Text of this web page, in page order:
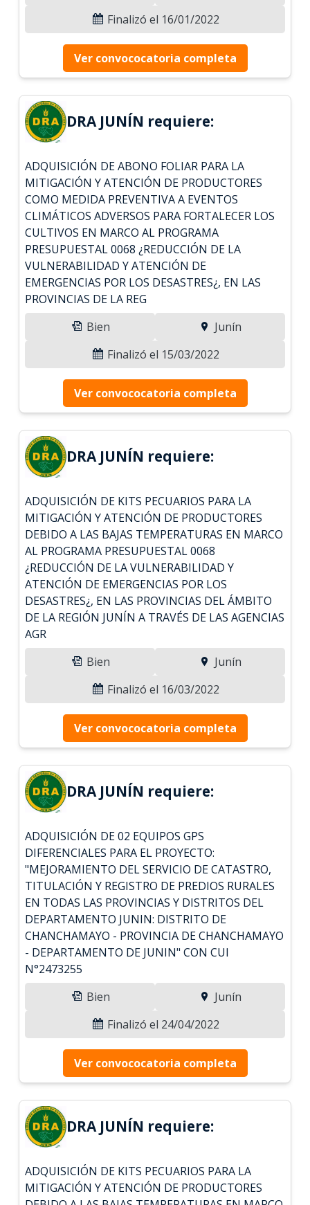
Finalizó el 16/01/2022
Ver convococatoria completa
DRA JUNÍN requiere:
ADQUISICIÓN DE ABONO FOLIAR PARA LA
MITIGACIÓN Y ATENCIÓN DE PRODUCTORES
COMO MEDIDA PREVENTIVA A EVENTOS
CLIMÁTICOS ADVERSOS PARA FORTALECER LOS
CULTIVOS EN MARCO AL PROGRAMA
PRESUPUESTAL 0068 ¿REDUCCIÓN DE LA
VULNERABILIDAD Y ATENCIÓN DE
EMERGENCIAS POR LOS DESASTRES¿, EN LAS
PROVINCIAS DE LA REG
Bien
Junín
Finalizó el 15/03/2022
Ver convococatoria completa
DRA JUNÍN requiere:
ADQUISICIÓN DE KITS PECUARIOS PARA LA
MITIGACIÓN Y ATENCIÓN DE PRODUCTORES
DEBIDO A LAS BAJAS TEMPERATURAS EN MARCO
AL PROGRAMA PRESUPUESTAL 0068
¿REDUCCIÓN DE LA VULNERABILIDAD Y
ATENCIÓN DE EMERGENCIAS POR LOS
DESASTRES¿, EN LAS PROVINCIAS DEL ÁMBITO
DE LA REGIÓN JUNÍN A TRAVÉS DE LAS AGENCIAS
AGR
Bien
Junín
Finalizó el 16/03/2022
Ver convococatoria completa
DRA JUNÍN requiere:
ADQUISICIÓN DE 02 EQUIPOS GPS
DIFERENCIALES PARA EL PROYECTO:
"MEJORAMIENTO DEL SERVICIO DE CATASTRO,
TITULACIÓN Y REGISTRO DE PREDIOS RURALES
EN TODAS LAS PROVINCIAS Y DISTRITOS DEL
DEPARTAMENTO JUNIN: DISTRITO DE
CHANCHAMAYO - PROVINCIA DE CHANCHAMAYO
- DEPARTAMENTO DE JUNIN" CON CUI
N°2473255
Bien
Junín
Finalizó el 24/04/2022
Ver convococatoria completa
DRA JUNÍN requiere:
ADQUISICIÓN DE KITS PECUARIOS PARA LA
MITIGACIÓN Y ATENCIÓN DE PRODUCTORES